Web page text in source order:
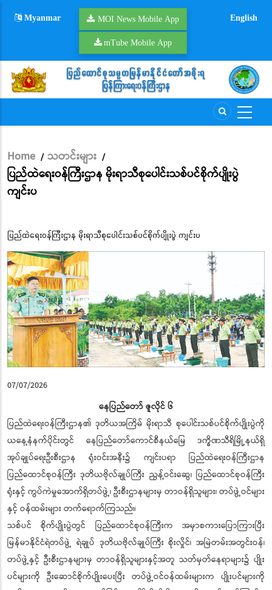
Myanmar MOI News Mobile App
mTube Mobile App
English
Breadcrumb
Home / သတင်းများ /
ပြည်ထဲရေးဝန်ကြီးဌာန မိုးရာသီစုပေါင်းသစ်ပင်စိုက်ပျိုးပွဲ
ကျင်းပ
ပြည်ထဲရေးဝန်ကြီးဌာန မိုးရာသီစုပေါင်းသစ်ပင်စိုက်ပျိုးပွဲ ကျင်းပ
07/07/2026
နေပြည်တော် ဇူလိုင် ၆
ပြည်ထဲရေးဝန်ကြီးဌာန၏ ဒုတိယအကြိမ် မိုးရာသီ စုပေါင်းသစ်ပင်စိုက်ပျိုးပွဲကို
ယနေ့နံနက်ပိုင်းတွင် နေပြည်တော်ကောင်စီနယ်မြေ ဒက္ခိဏသီရိမြို့နယ်ရှိ
အုပ်ချုပ်ရေးဦးစီးဌာန ရုံးဝင်းအနီး၌ ကျင်းပရာ ပြည်ထဲရေးဝန်ကြီးဌာန
ပြည်ထောင်စုဝန်ကြီး ဒုတိယဗိုလ်ချုပ်ကြီး ညွန့်ဝင်းဆွေ၊ ပြည်ထောင်စုဝန်ကြီး
ရုံးနှင့် ကွပ်ကဲမှုအောက်ရှိတပ်ဖွဲ့၊ ဦးစီးဌာနများမှ တာဝန်ရှိသူများ၊ တပ်ဖွဲ့ဝင်များ
နှင့် ဝန်ထမ်းများ တက်ရောက်ကြသည်။
သစ်ပင် စိုက်ပျိုးပွဲတွင် ပြည်ထောင်စုဝန်ကြီးက အမှာစကားပြောကြားပြီး
မြန်မာနိုင်ငံရဲတပ်ဖွဲ့ ရဲချုပ် ဒုတိယဗိုလ်ချုပ်ကြီး စိုးလှိုင်၊ အမြဲတမ်းအတွင်းဝန်၊
တပ်ဖွဲ့နှင့် ဦးစီးဌာနများမှ တာဝန်ရှိသူများနှင့်အတူ သတ်မှတ်နေရာများ၌ ပျိုး
ပင်များကို ဦးဆောင်စိုက်ပျိုးပေးပြီး တပ်ဖွဲ့ဝင်ဝန်ထမ်းများက ပျိုးပင်များကို